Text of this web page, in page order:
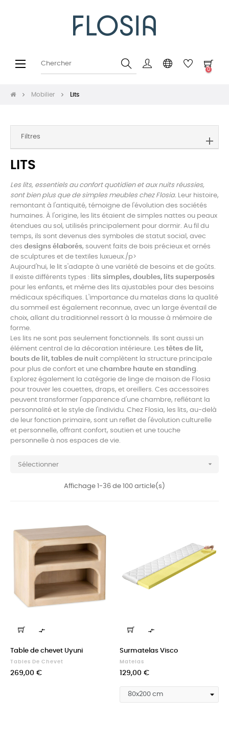
Basculer
☰
0
Mobilier Lits
Filtres
LITS
Les lits, essentiels au confort quotidien et aux nuits réussies,
sont bien plus que de simples meubles chez Flosia. Leur histoire,
remontant à l'antiquité, témoigne de l'évolution des sociétés
humaines. À l'origine, les lits étaient de simples nattes ou peaux
étendues au sol, utilisés principalement pour dormir. Au fil du
temps, ils sont devenus des symboles de statut social, avec
des designs élaborés, souvent faits de bois précieux et ornés
de sculptures et de textiles luxueux./p>
Aujourd'hui, le lit s'adapte à une variété de besoins et de goûts.
Il existe différents types :
lits simples, doubles, lits superposés
pour les enfants, et même des lits ajustables pour des besoins
médicaux spécifiques. L'importance du matelas dans la qualité
du sommeil est également reconnue, avec un large éventail de
choix, allant du traditionnel ressort à la mousse à mémoire de
forme.
Les lits ne sont pas seulement fonctionnels. Ils sont aussi un
élément central de la décoration intérieure. Les têtes de lit,
bouts de lit, tables de nuit complètent la structure principale
pour plus de confort et une chambre haute en standing.
Explorez également la catégorie de linge de maison de Flosia
pour trouver les couettes, draps, et oreillers. Ces accessoires
peuvent transformer l'apparence d'une chambre, reflétant la
personnalité et le style de l'individu. Chez Flosia, les lits, au-delà
de leur fonction primaire, sont un reflet de l'évolution culturelle
et personnelle, offrant confort, soutien et une touche
personnelle à nos espaces de vie.
Sélectionner 
Affichage 1-36 de 100 article(s)

Table de chevet Uyuni
Tables De Chevet
Prix
269,00 €

Surmatelas Visco
Matelas
Prix
129,00 €